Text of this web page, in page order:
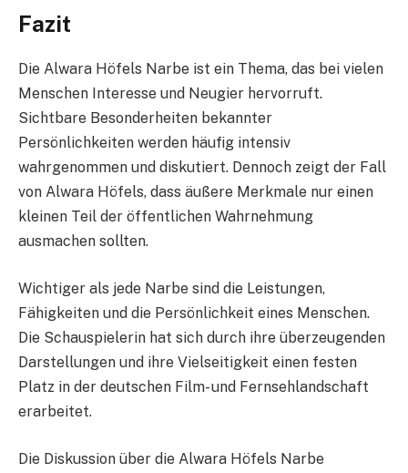
Fazit
Die Alwara Höfels Narbe ist ein Thema, das bei vielen
Menschen Interesse und Neugier hervorruft.
Sichtbare Besonderheiten bekannter
Persönlichkeiten werden häufig intensiv
wahrgenommen und diskutiert. Dennoch zeigt der Fall
von Alwara Höfels, dass äußere Merkmale nur einen
kleinen Teil der öffentlichen Wahrnehmung
ausmachen sollten.
Wichtiger als jede Narbe sind die Leistungen,
Fähigkeiten und die Persönlichkeit eines Menschen.
Die Schauspielerin hat sich durch ihre überzeugenden
Darstellungen und ihre Vielseitigkeit einen festen
Platz in der deutschen Film- und Fernsehlandschaft
erarbeitet.
Die Diskussion über die Alwara Höfels Narbe